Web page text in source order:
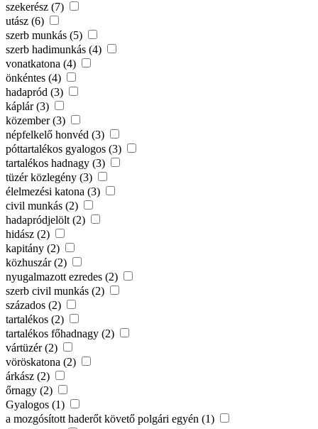
szekerész (7)
utász (6)
szerb munkás (5)
szerb hadimunkás (4)
vonatkatona (4)
önkéntes (4)
hadapród (3)
káplár (3)
közember (3)
népfelkelő honvéd (3)
póttartalékos gyalogos (3)
tartalékos hadnagy (3)
tüzér közlegény (3)
élelmezési katona (3)
civil munkás (2)
hadapródjelölt (2)
hidász (2)
kapitány (2)
közhuszár (2)
nyugalmazott ezredes (2)
szerb civil munkás (2)
százados (2)
tartalékos (2)
tartalékos főhadnagy (2)
vártüzér (2)
vöröskatona (2)
árkász (2)
őrnagy (2)
Gyalogos (1)
a mozgósított haderőt követő polgári egyén (1)